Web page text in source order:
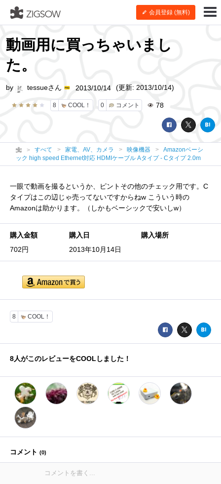
会員登録 (無料)
動画用に買っちゃいまし
た。
8 COOL！ 0 コメント 78
by tessueさん 2013/10/14 (更新: 2013/10/14)
すべて 家電、AV、カメラ 映像機器
Amazonベーシ
ック high speed Ethernet対応 HDMIケーブル Aタイプ - Cタイプ 2.0m
一眼で動画を撮るというか、ピントその他のチェック用です。C
タイプはこの辺じゃ売ってないですからねw こういう時の
Amazonは助かります。（しかもベーシックで安いしw）
購入金額
702円
購入日
2013年10月14日
購入場所
8 COOL！
8人がこのレビューをCOOLしました！
コメント (0)